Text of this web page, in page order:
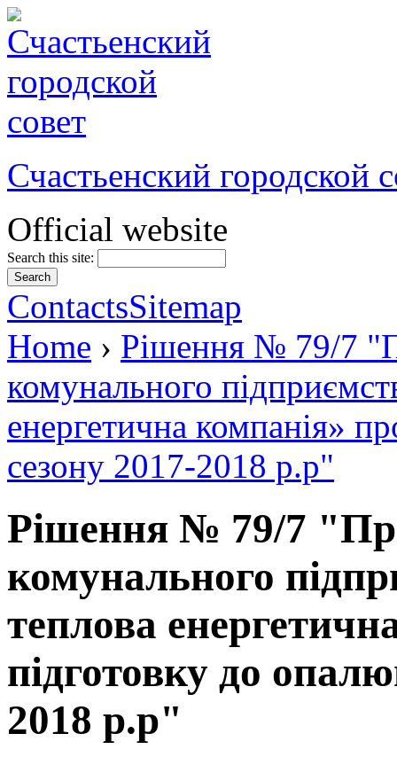
Счастьенский городской
Official website
Search this site:
ContactsSitemap
Home › Рішення № 79/7
комунального
енергетична компанія»
сезону 2017-2018 р.р"
Рішення № 79/7
комунального
теплова
підготовку до
2018 р.р"